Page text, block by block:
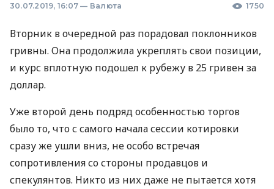
30.07.2019, 16:07 — Валюта 1750
Вторник в очередной раз порадовал поклонников
гривны. Она продолжила укреплять свои позиции,
и курс вплотную подошел к рубежу в 25 гривен за
доллар.
Уже второй день подряд особенностью торгов
было то, что с самого начала сессии котировки
сразу же ушли вниз, не особо встречая
сопротивления со стороны продавцов и
спекулянтов. Никто из них даже не пытается хотя